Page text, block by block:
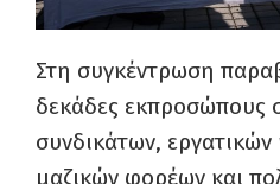
Στη συγκέντρωση
δεκάδες εκπροσώπους
συνδικάτων,
μαζικών φορέων και